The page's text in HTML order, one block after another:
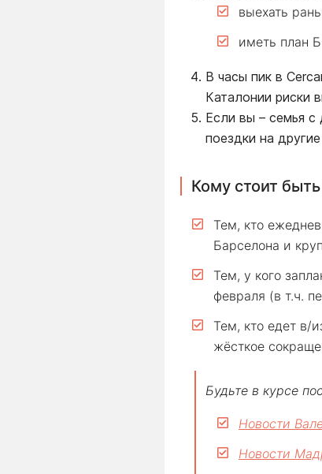
выехать
иметь план
В часы пик в
Каталонии риски
Если вы – семья с
поездки на
Кому стоит
Тем, кто
Барселона и
Тем, у кого
февраля (в т.ч.
Тем, кто едет в/
жёсткое
Будьте в курсе
Новости
Новости